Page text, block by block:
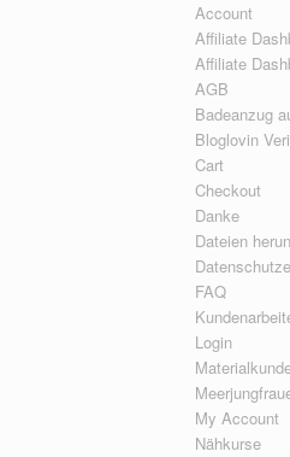
Account
Affiliate
Affiliate
AGB
Badeanzug
Bloglovin
Cart
Checkout
Danke
Dateien
FAQ
Login
My Account
Nähkurse